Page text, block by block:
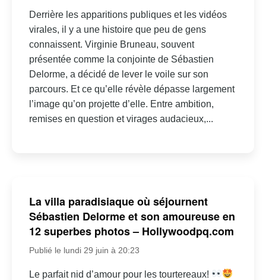
Derrière les apparitions publiques et les vidéos
virales, il y a une histoire que peu de gens
connaissent. Virginie Bruneau, souvent
présentée comme la conjointe de Sébastien
Delorme, a décidé de lever le voile sur son
parcours. Et ce qu’elle révèle dépasse largement
l’image qu’on projette d’elle. Entre ambition,
remises en question et virages audacieux,...
La villa paradisiaque où séjournent
Sébastien Delorme et son amoureuse en
12 superbes photos – Hollywoodpq.com
Publié le lundi 29 juin à 20:23
Le parfait nid d’amour pour les tourtereaux!